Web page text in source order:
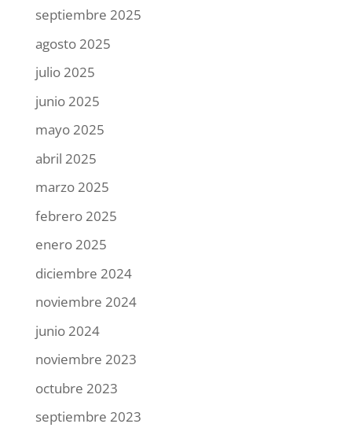
septiembre 2025
agosto 2025
julio 2025
junio 2025
mayo 2025
abril 2025
marzo 2025
febrero 2025
enero 2025
diciembre 2024
noviembre 2024
junio 2024
noviembre 2023
octubre 2023
septiembre 2023